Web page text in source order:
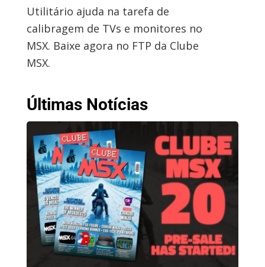
Utilitário ajuda na tarefa de
calibragem de TVs e monitores no
MSX. Baixe agora no FTP da Clube
MSX.
Últimas Notícias